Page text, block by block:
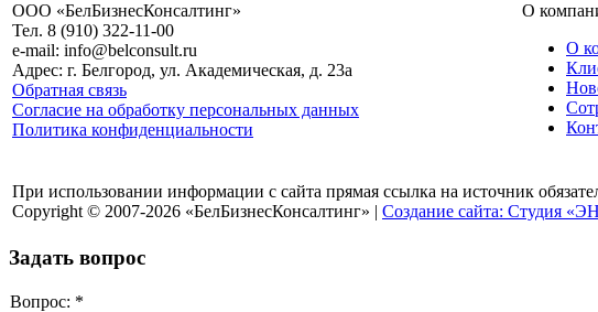
ООО «БелБизнесКонсалтинг»
Тел. 8 (910) 322-11-00
e-mail: info@belconsult.ru
Адрес: г. Белгород, ул. Академическая, д. 23а
Обратная связь
Согласие на обработку персональных данных
Политика конфиденциальности
О
О
При использовании информации с сайта прямая ссылка на источник
Copyright © 2007-2026 «БелБизнесКонсалтинг» | Создание сайта: Студия
Задать вопрос
Вопрос: *